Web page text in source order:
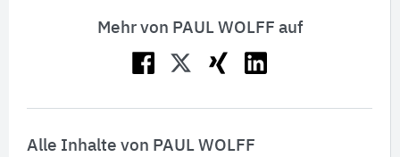
Mehr von PAUL WOLFF auf
Alle Inhalte von PAUL WOLFF